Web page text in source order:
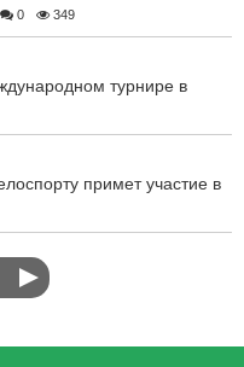
0 349
турнире в
примет участие в